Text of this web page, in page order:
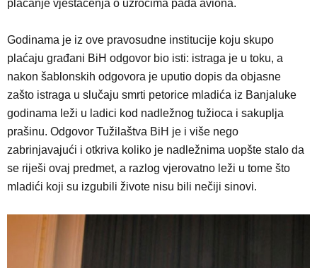
plaćanje vještačenja o uzrocima pada aviona.
Godinama je iz ove pravosudne institucije koju skupo
plaćaju građani BiH odgovor bio isti: istraga je u toku, a
nakon šablonskih odgovora je uputio dopis da objasne
zašto istraga u slučaju smrti petorice mladića iz Banjaluke
godinama leži u ladici kod nadležnog tužioca i sakuplja
prašinu. Odgovor Tužilaštva BiH je i više nego
zabrinjavajući i otkriva koliko je nadležnima uopšte stalo da
se riješi ovaj predmet, a razlog vjerovatno leži u tome što
mladići koji su izgubili živote nisu bili nečiji sinovi.